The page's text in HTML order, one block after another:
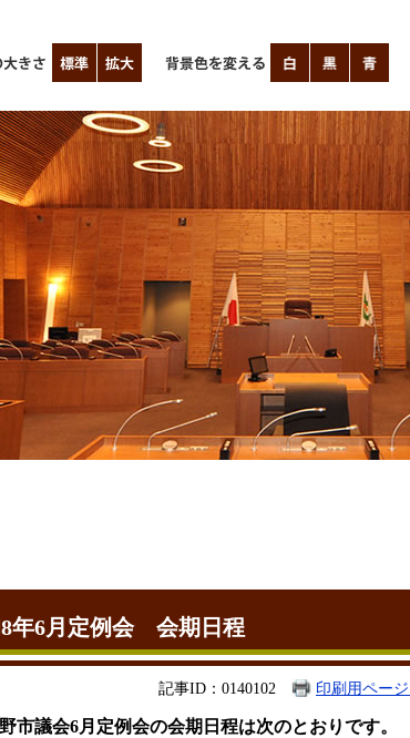
年6月定例会 会期日程
記事ID：0140102 印刷用ペー
市議会6月定例会の会期日程は次のとおりです。